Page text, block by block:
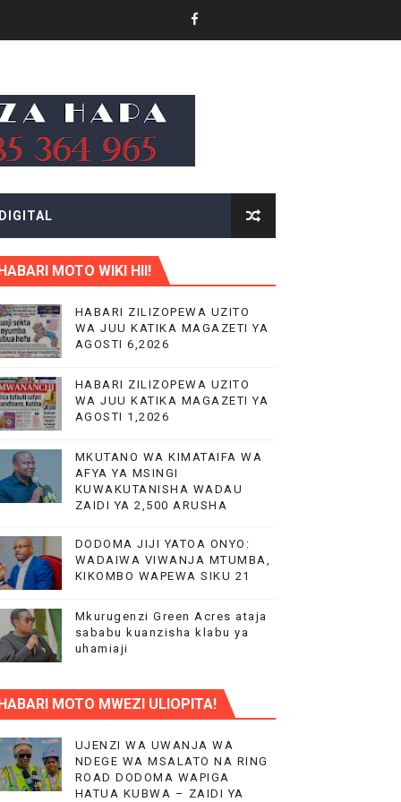
WA HUDUMA NANENANE
AFRIKA
NANE
ZAO KWA TRA
EACOP
88
KAZINI
MOTO WIKI HII!
HABARI ZILIZOPEWA UZITO
WA JUU KATIKA MAGAZETI YA
AGOSTI 6,2026
HABARI ZILIZOPEWA UZITO
WA JUU KATIKA MAGAZETI YA
AGOSTI 1,2026
MKUTANO WA KIMATAIFA WA
AFYA YA MSINGI
KUWAKUTANISHA WADAU
ZAIDI YA 2,500 ARUSHA
DODOMA JIJI YATOA ONYO:
WADAIWA VIWANJA MTUMBA,
KIKOMBO WAPEWA SIKU 21
Mkurugenzi Green Acres ataja
sababu kuanzisha klabu ya
uhamiaji
MOTO MWEZI ULIOPITA!
UJENZI WA UWANJA WA
NDEGE WA MSALATO NA RING
ROAD DODOMA WAPIGA
HATUA KUBWA – ZAIDI YA